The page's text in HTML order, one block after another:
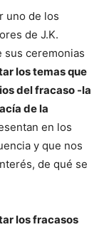
uno de los
de J.K.
sus ceremonias
los temas que
del fracaso -la
de la
en los
y que nos
de qué se
los fracasos